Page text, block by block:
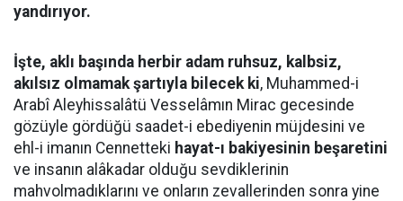
yandırıyor.
İşte, aklı başında herbir adam ruhsuz, kalbsiz,
akılsız olmamak şartıyla bilecek ki, Muhammed-i
Arabî Aleyhissalâtü Vesselâmın Mirac gecesinde
gözüyle gördüğü saadet-i ebediyenin müjdesini ve
ehl-i imanın Cennetteki hayat-ı bakiyesinin beşaretini
ve insanın alâkadar olduğu sevdiklerinin
mahvolmadıklarını ve onların zevallerinden sonra yine